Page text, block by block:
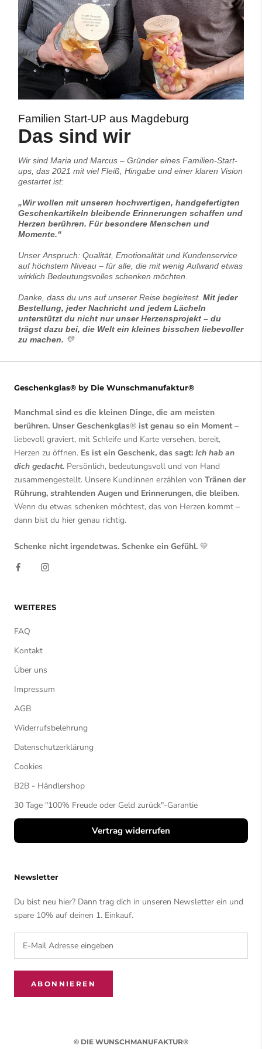
Familien Start-UP aus Magdeburg
Das sind wir
Wir sind Maria und Marcus – Gründer eines Familien-Start-
ups, das 2021 mit viel Fleiß, Hingabe und einer klaren Vision
gestartet ist:
„Wir wollen mit unseren hochwertigen, handgefertigten
Geschenkartikeln bleibende Erinnerungen schaffen und
Herzen berühren. Für besondere Menschen und
Momente.“
Unser Anspruch: Qualität, Emotionalität und Kundenservice
auf höchstem Niveau – für alle, die mit wenig Aufwand etwas
wirklich Bedeutungsvolles schenken möchten.
Danke, dass du uns auf unserer Reise begleitest. Mit jeder
Bestellung, jeder Nachricht und jedem Lächeln
unterstützt du nicht nur unser Herzensprojekt – du
trägst dazu bei, die Welt ein kleines bisschen liebevoller
zu machen. 💛
Geschenkglas® by Die Wunschmanufaktur®
Manchmal sind es die kleinen Dinge, die am meisten
berühren. Unser Geschenkglas® ist genau so ein Moment–
liebevoll graviert, mit Schleife und Karte versehen, bereit,
Herzen zu öffnen. Es ist ein Geschenk, das sagt: Ich hab an
dich gedacht. Persönlich, bedeutungsvoll und von Hand
zusammengestellt. Unsere Kund:innen erzählen von Tränen der
Rührung, strahlenden Augen und Erinnerungen, die bleiben.
Wenn du etwas schenken möchtest, das von Herzen kommt –
dann bist du hier genau richtig.
Schenke nicht irgendetwas. Schenke ein Gefühl. 💛
WEITERES
FAQ
Kontakt
Über uns
Impressum
AGB
Widerrufsbelehrung
Datenschutzerklärung
Cookies
B2B - Händlershop
30 Tage "100% Freude oder Geld zurück"-Garantie
Vertrag widerrufen
Newsletter
Du bist neu hier? Dann trag dich in unseren Newsletter ein und
spare 10% auf deinen 1. Einkauf.
ABONNIEREN
© DIE WUNSCHMANUFAKTUR®